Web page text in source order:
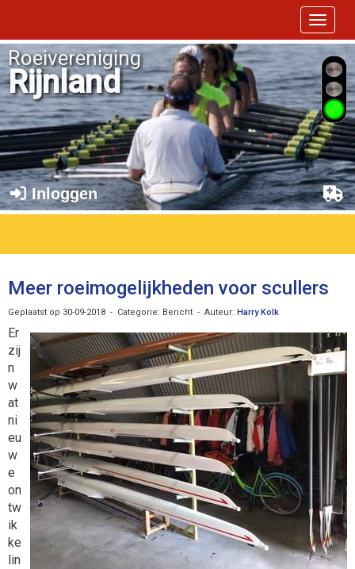
Toggle
Roeivereniging
Rijnland
Inloggen
Meer roeimogelijkheden voor scullers
Geplaatst op 30-09-2018 - Categorie: Bericht - Auteur: Harry Kolk
Er
zij
n
w
at
ni
eu
w
e
on
tw
ik
ke
lin